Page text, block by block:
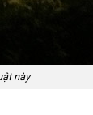
này